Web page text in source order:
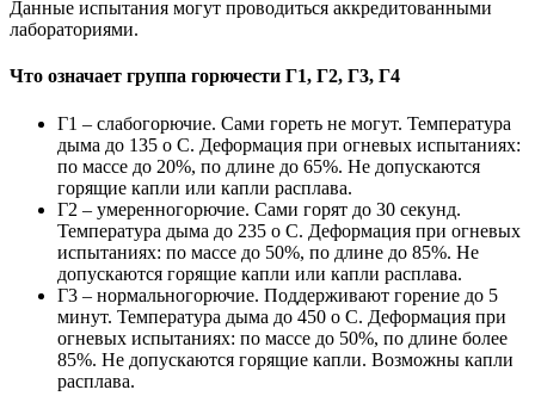
Данные испытания могут проводиться аккредитованными
лабораториями.
Что означает группа горючести Г1, Г2, Г3, Г4
Г1 – слабогорючие. Сами гореть не могут. Температура
дыма до 135 о С. Деформация при огневых испытаниях:
по массе до 20%, по длине до 65%. Не допускаются
горящие капли или капли расплава.
Г2 – умеренногорючие. Сами горят до 30 секунд.
Температура дыма до 235 о С. Деформация при огневых
испытаниях: по массе до 50%, по длине до 85%. Не
допускаются горящие капли или капли расплава.
Г3 – нормальногорючие. Поддерживают горение до 5
минут. Температура дыма до 450 о С. Деформация при
огневых испытаниях: по массе до 50%, по длине более
85%. Не допускаются горящие капли. Возможны капли
расплава.